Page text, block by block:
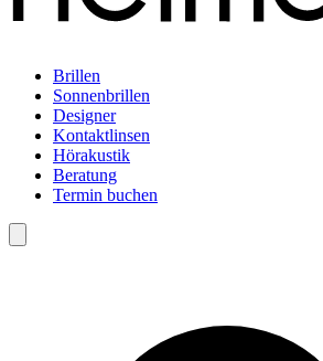
Brillen
Sonnenbrillen
Designer
Kontaktlinsen
Hörakustik
Beratung
Termin buchen